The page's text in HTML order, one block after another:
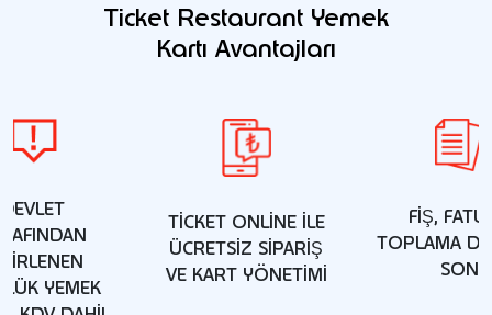
Ticket Restaurant Yemek
Kartı Avantajları
DEVLET
YEMEK
TICKET ONLINE ILE
ÜCRETSIZ SIPARIŞ
VE KART YÖNETIMI
FIŞ,
TOPLAMA
SON